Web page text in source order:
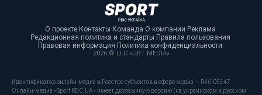
О проекте·Контакты·Команда·О компании·Реклама·
Редакционная политика и стандарты·Правила пользования·
Правовая информация·Политика конфиденциальности·
2026 © LLC «UBT MEDIA»
Идентификатор онлайн-медиа в Реестре субъектов в сфере медиа — R40-05347
Онлайн-медиа «Sport RBC.UA» имеет двуязычную версию (на украинском и русском